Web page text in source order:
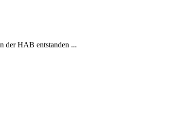
der HAB entstanden ...